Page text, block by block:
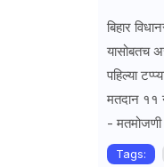
बिहार
यासोबतच
पहिल्या
मतदान ११
- मतमोजणी
Tags: